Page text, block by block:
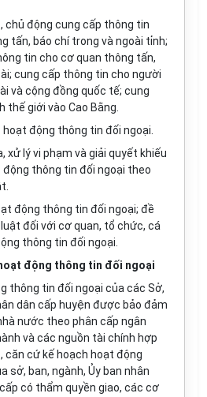
chủ động cung cấp thông tin
tấn, báo chí trong và ngoài tỉnh;
tin cho cơ quan thông tấn,
cung cấp thông tin cho người
và cộng đồng quốc tế; cung
thế giới vào Cao Bằng
hoạt động thông tin đối ngoại.
xử lý vi phạm và giải quyết khiếu
thông tin đối ngoại theo
động thông tin đối ngoại; đề
luật đối với cơ quan, tổ chức, cá
thông tin đối ngoại.
động thông tin đối ngoại
thông tin đối ngoại của các Sở,
dân cấp huyện được bảo đảm
nước theo phân cấp ngân
và các nguồn tài chính hợp
căn cứ kế hoạch hoạt động
sở, ban, ngành, Ủy ban nhân
có thẩm quyền giao, các cơ